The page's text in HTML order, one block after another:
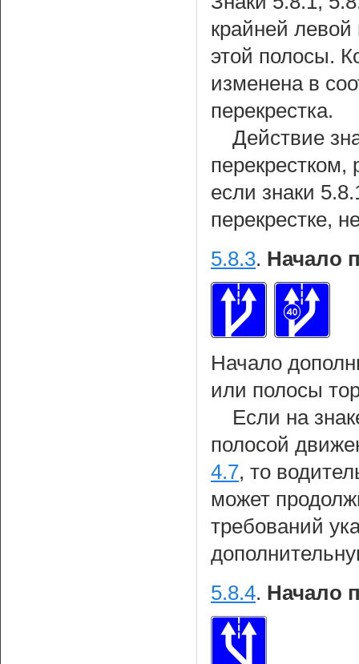
крайней
этой полосы.
изменена в
перекрестка.
Действие
перекрестком,
если знаки
перекрестке,
5.8.3. Начало
Начало
или полосы
Если на
полосой
4.7, то
может
требований
5.8.4. Начало